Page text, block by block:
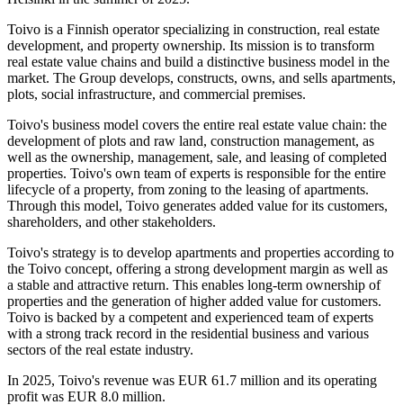
Toivo is a Finnish operator specializing in construction, real estate
development, and property ownership. Its mission is to transform
real estate value chains and build a distinctive business model in the
market. The Group develops, constructs, owns, and sells apartments,
plots, social infrastructure, and commercial premises.
Toivo's business model covers the entire real estate value chain: the
development of plots and raw land, construction management, as
well as the ownership, management, sale, and leasing of completed
properties. Toivo's own team of experts is responsible for the entire
lifecycle of a property, from zoning to the leasing of apartments.
Through this model, Toivo generates added value for its customers,
shareholders, and other stakeholders.
Toivo's strategy is to develop apartments and properties according to
the Toivo concept, offering a strong development margin as well as
a stable and attractive return. This enables long-term ownership of
properties and the generation of higher added value for customers.
Toivo is backed by a competent and experienced team of experts
with a strong track record in the residential business and various
sectors of the real estate industry.
In 2025, Toivo's revenue was EUR 61.7 million and its operating
profit was EUR 8.0 million.